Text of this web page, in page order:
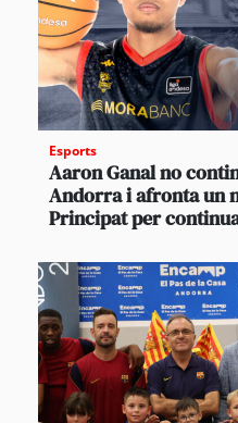
Esports
Aaron Ganal no
Andorra i afronta un
Principat per